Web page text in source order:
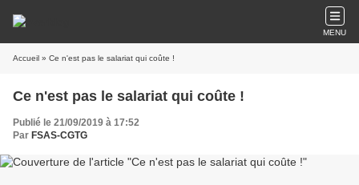
MENU
Accueil » Ce n'est pas le salariat qui coûte !
Ce n'est pas le salariat qui coûte !
Publié le 21/09/2019 à 17:52
Par FSAS-CGTG